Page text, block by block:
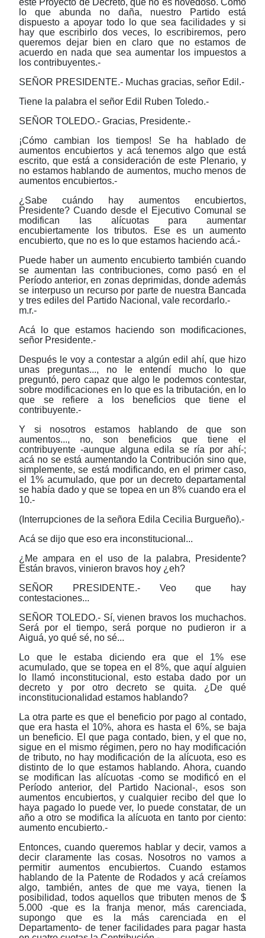
lo que abunda no daña, nuestro Partido está
dispuesto a apoyar todo lo que sea facilidades y si
hay que escribirlo dos veces, lo escribiremos, pero
queremos dejar bien en claro que no estamos de
acuerdo en nada que sea aumentar los impuestos a
los contribuyentes.-
SEÑOR PRESIDENTE.- Muchas gracias, señor Edil.-
Tiene la palabra el señor Edil Ruben Toledo.-
SEÑOR TOLEDO.- Gracias, Presidente.-
¡Cómo cambian los tiempos! Se ha hablado de
aumentos encubiertos y acá tenemos algo que está
escrito, que está a consideración de este Plenario, y
no estamos hablando de aumentos, mucho menos de
aumentos encubiertos.-
¿Sabe cuándo hay aumentos encubiertos,
Presidente? Cuando desde el Ejecutivo Comunal se
modifican las alícuotas para aumentar
encubiertamente los tributos. Ese es un aumento
encubierto, que no es lo que estamos haciendo acá.-
Puede haber un aumento encubierto también cuando
se aumentan las contribuciones, como pasó en el
Período anterior, en zonas deprimidas, donde además
se interpuso un recurso por parte de nuestra Bancada
y tres ediles del Partido Nacional, vale recordarlo.-
m.r.-
Acá lo que estamos haciendo son modificaciones,
señor Presidente.-
Después le voy a contestar a algún edil ahí, que hizo
unas preguntas..., no le entendí mucho lo que
preguntó, pero capaz que algo le podemos contestar,
sobre modificaciones en lo que es la tributación, en lo
que se refiere a los beneficios que tiene el
contribuyente.-
Y si nosotros estamos hablando de que son
aumentos..., no, son beneficios que tiene el
contribuyente -aunque alguna edila se ría por ahí-;
acá no se está aumentando la Contribución sino que,
simplemente, se está modificando, en el primer caso,
el 1% acumulado, que por un decreto departamental
se había dado y que se topea en un 8% cuando era el
10.-
(Interrupciones de la señora Edila Cecilia Burgueño).-
Acá se dijo que eso era inconstitucional...
¿Me ampara en el uso de la palabra, Presidente?
Están bravos, vinieron bravos hoy ¿eh?
SEÑOR PRESIDENTE.- Veo que hay
contestaciones...
SEÑOR TOLEDO.- Sí, vienen bravos los muchachos.
Será por el tiempo, será porque no pudieron ir a
Aiguá, yo qué sé, no sé...
Lo que le estaba diciendo era que el 1% ese
acumulado, que se topea en el 8%, que aquí alguien
lo llamó inconstitucional, esto estaba dado por un
decreto y por otro decreto se quita. ¿De qué
inconstitucionalidad estamos hablando?
La otra parte es que el beneficio por pago al contado,
que era hasta el 10%, ahora es hasta el 6%, se baja
un beneficio. El que paga contado, bien, y el que no,
sigue en el mismo régimen, pero no hay modificación
de tributo, no hay modificación de la alícuota, eso es
distinto de lo que estamos hablando. Ahora, cuando
se modifican las alícuotas -como se modificó en el
Período anterior, del Partido Nacional-, esos son
aumentos encubiertos, y cualquier recibo del que lo
haya pagado lo puede ver, lo puede constatar, de un
año a otro se modifica la alícuota en tanto por ciento:
aumento encubierto.-
Entonces, cuando queremos hablar y decir, vamos a
decir claramente las cosas. Nosotros no vamos a
permitir aumentos encubiertos. Cuando estamos
hablando de la Patente de Rodados y acá creíamos
algo, también, antes de que me vaya, tienen la
posibilidad, todos aquellos que tributen menos de $
5.000 -que es la franja menor, más carenciada,
supongo que es la más carenciada en el
Departamento- de tener facilidades para pagar hasta